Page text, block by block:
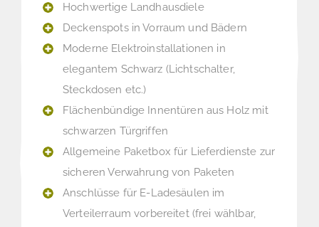
Hochwertige Landhausdiele
Deckenspots in Vorraum und Bädern
Moderne Elektroinstallationen in
elegantem Schwarz (Lichtschalter,
Steckdosen etc.)
Flächenbündige Innentüren aus Holz mit
schwarzen Türgriffen
Allgemeine Paketbox für Lieferdienste zur
sicheren Verwahrung von Paketen
Anschlüsse für E-Ladesäulen im
Verteilerraum vorbereitet (frei wählbar,